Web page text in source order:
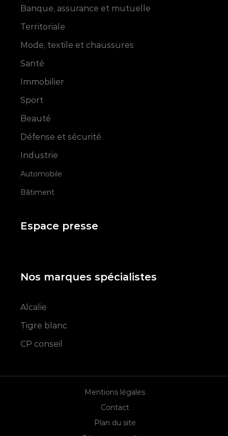
Banque, assurance et mutuelle
Territoriale
Mode, textile et chaussures
Santé
Immobilier
Sport
Beauté
Défense et sécurité
Industrie
Automobile
Bâtiment
Espace presse
Nos marques spécialistes
Alcalie
Tigre blanc
CP conseil
Mentions légales
Contact
Plan du site